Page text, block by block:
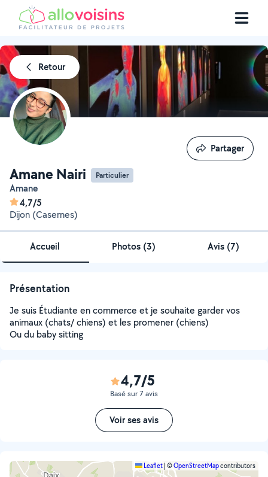
Retour
Amane Nairi Particulier
Amane
4,7/5
Dijon (Casernes)
Partager
Partager
Accueil Photos (3) Avis (7)
Présentation
Je suis Étudiante en commerce et je souhaite garder vos
animaux (chats/ chiens) et les promener (chiens)
Ou du baby sitting
4,7/5
Basé sur 7 avis
Voir ses avis
Leaflet ©OpenStreetMapcontributors